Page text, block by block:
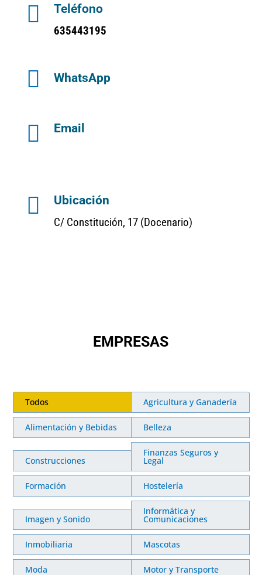
 Teléfono
635443195
 WhatsApp
 Email
 Ubicación
C/ Constitución, 17 (Docenario)
EMPRESAS
Todos Agricultura y Ganadería
Alimentación y Bebidas Belleza
Construcciones
Finanzas Seguros y
Legal
Formación Hostelería
Imagen y Sonido
Informática y
Comunicaciones
Inmobiliaria Mascotas
Moda Motor y Transporte